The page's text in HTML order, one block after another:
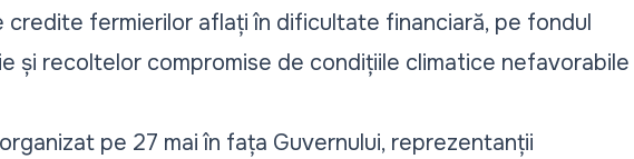
fermierilor aflați în dificultate financiară, pe fondul
și recoltelor compromise de condițiile climatice nefavorabile
organizat pe 27 mai în fața Guvernului, reprezentanții